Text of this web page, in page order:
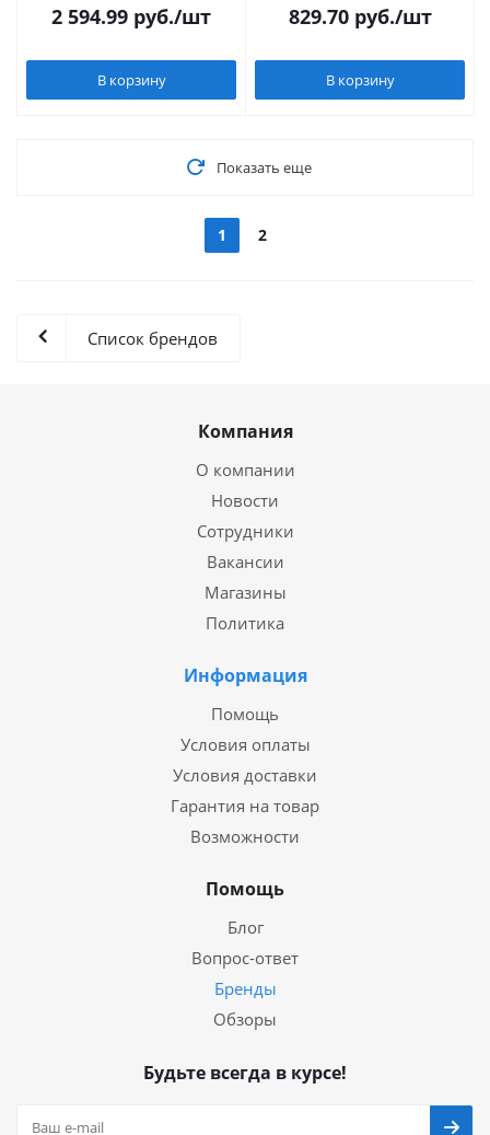
2 594.99 руб./шт
В корзину
829.70руб./шт
В корзину
Показать еще
1 2
Список брендов
Компания
О компании
Новости
Сотрудники
Вакансии
Магазины
Политика
Информация
Помощь
Условия оплаты
Условия доставки
Гарантия на товар
Возможности
Помощь
Блог
Вопрос-ответ
Бренды
Обзоры
Будьте всегда в курсе!